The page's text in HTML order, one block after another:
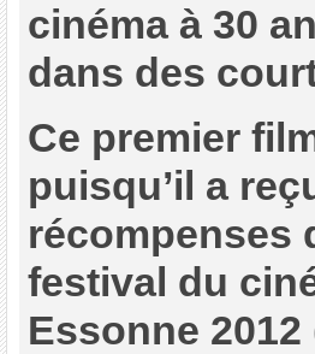
cinéma à 30
dans des
Ce premier
puisqu’il a
récompenses
festival du
Essonne